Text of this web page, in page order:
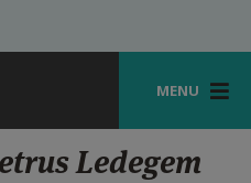
MENU
Ledegem